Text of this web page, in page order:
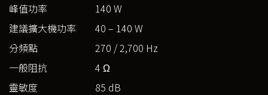
峰值功率
140 W
建議擴大機功率
40 – 140 W
分頻點
270 / 2,700 Hz
一般阻抗
4 Ω
靈敏度
85 dB